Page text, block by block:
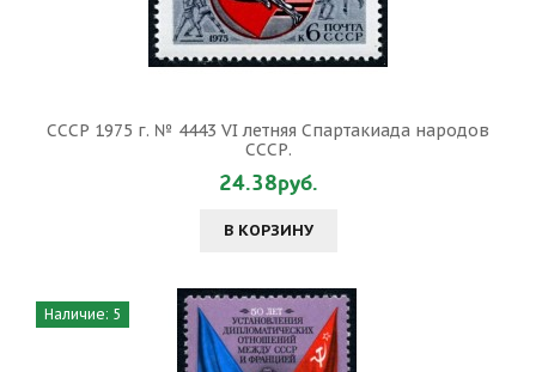
СССР 1975 г. № 4443 VI летняя Спартакиада народов
СССР.
24.38руб.
В КОРЗИНУ
Наличие: 5